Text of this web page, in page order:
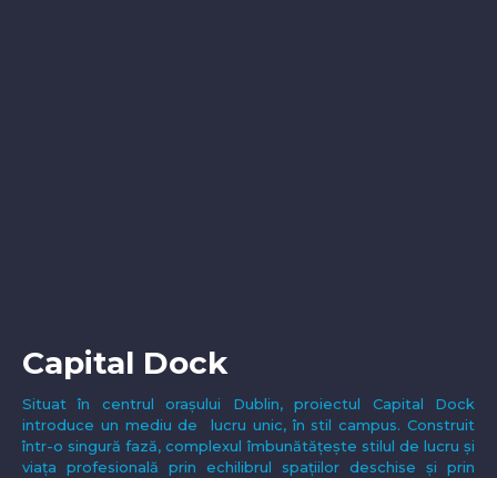
Capital Dock
Situat în centrul orașului Dublin, proiectul Capital Dock
introduce un mediu de lucru unic, în stil campus. Construit
într-o singură fază, complexul îmbunătățește stilul de lucru și
viața profesională prin echilibrul spațiilor deschise și prin